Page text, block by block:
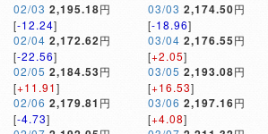
02/03 2,195.18円
[-12.24]
02/04 2,172.62円
[-22.56]
02/05 2,184.53円
[+11.91]
02/06 2,179.81 円
[-4.73]
03/03 2,174.50円
[-18.96]
03/04 2,176.55円
[+2.05]
03/05 2,193.08円
[+16.53]
03/06 2,197.16円
[+4.08]